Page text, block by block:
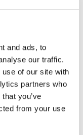
and ads, to
our traffic.
of our site with
partners who
you’ve
from your use
mejorar tus
recepción
en nuestra
y tener
de reuniones